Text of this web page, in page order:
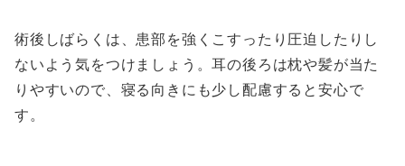
術後しばらくは、患部を強くこすったり圧迫したりし
ないよう気をつけましょう。耳の後ろは枕や髪が当た
りやすいので、寝る向きにも少し配慮すると安心で
す。